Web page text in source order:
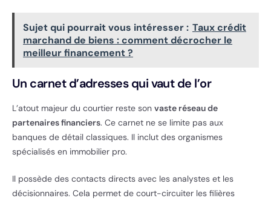
Sujet qui pourrait vous intéresser : Taux crédit
marchand de biens : comment décrocher le
meilleur financement ?
Un carnet d’adresses qui vaut de l’or
L’atout majeur du courtier reste son vaste réseau de
partenaires financiers. Ce carnet ne se limite pas aux
banques de détail classiques. Il inclut des organismes
spécialisés en immobilier pro.
Il possède des contacts directs avec les analystes et les
décisionnaires. Cela permet de court-circuiter les filières